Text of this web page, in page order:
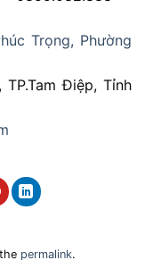
Trọng, Phường
Điệp, Tỉnh
permalink.